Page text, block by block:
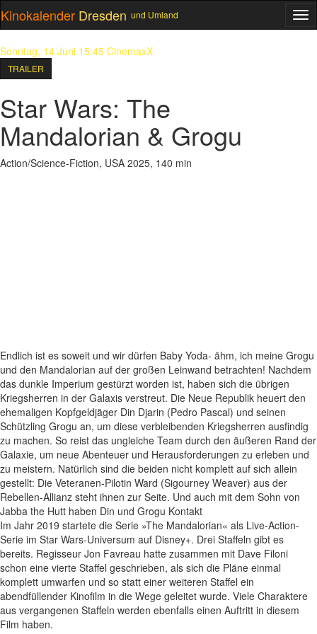
Kinokalender Dresden und Umland
Sonntag, 14.Juni 15:45 CinemaxX
TRAILER
Star Wars: The
Mandalorian & Grogu
Action/Science-Fiction, USA 2025, 140 min
Endlich ist es soweit und wir dürfen Baby Yoda- ähm, ich meine Grogu
und den Mandalorian auf der großen Leinwand betrachten! Nachdem
das dunkle Imperium gestürzt worden ist, haben sich die übrigen
Kriegsherren in der Galaxis verstreut. Die Neue Republik heuert den
ehemaligen Kopfgeldjäger Din Djarin (Pedro Pascal) und seinen
Schützling Grogu an, um diese verbleibenden Kriegsherren ausfindig
zu machen. So reist das ungleiche Team durch den äußeren Rand der
Galaxie, um neue Abenteuer und Herausforderungen zu erleben und
zu meistern. Natürlich sind die beiden nicht komplett auf sich allein
gestellt: Die Veteranen-Pilotin Ward (Sigourney Weaver) aus der
Rebellen-Allianz steht ihnen zur Seite. Und auch mit dem Sohn von
Jabba the Hutt haben Din und Grogu Kontakt
Im Jahr 2019 startete die Serie »The Mandalorian« als Live-Action-
Serie im Star Wars-Universum auf Disney+. Drei Staffeln gibt es
bereits. Regisseur Jon Favreau hatte zusammen mit Dave Filoni
schon eine vierte Staffel geschrieben, als sich die Pläne einmal
komplett umwarfen und so statt einer weiteren Staffel ein
abendfüllender Kinofilm in die Wege geleitet wurde. Viele Charaktere
aus vergangenen Staffeln werden ebenfalls einen Auftritt in diesem
Film haben.